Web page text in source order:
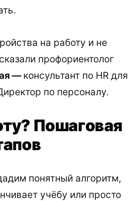
на работу и не
профориентолог
— консультант по HR для
по персоналу.
Пошаговая
понятный алгоритм,
учёбу или просто